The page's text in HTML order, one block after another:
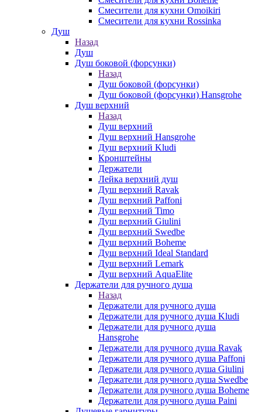
Смесители для кухни Omoikiri
Смесители для кухни Rossinka
Душ
Назад
Душ
Душ боковой (форсунки)
Назад
Душ боковой (форсунки)
Душ боковой (форсунки) Hansgrohe
Душ верхний
Назад
Душ верхний
Душ верхний Hansgrohe
Душ верхний Kludi
Кронштейны
Держатели
Лейка верхний душ
Душ верхний Ravak
Душ верхний Paffoni
Душ верхний Timo
Душ верхний Giulini
Душ верхний Swedbe
Душ верхний Boheme
Душ верхний Ideal Standard
Душ верхний Lemark
Душ верхний AquaElite
Держатели для ручного душа
Назад
Держатели для ручного душа
Держатели для ручного душа Kludi
Держатели для ручного душа
Hansgrohe
Держатели для ручного душа Ravak
Держатели для ручного душа Paffoni
Держатели для ручного душа Giulini
Держатели для ручного душа Swedbe
Держатели для ручного душа Boheme
Держатели для ручного душа Paini